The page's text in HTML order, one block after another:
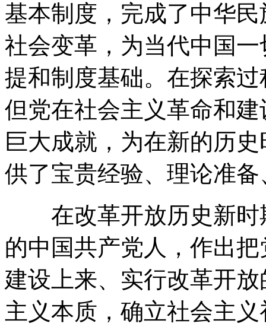
基本制度，完成了中华
社会变革，为当代中国
提和制度基础。在探索
但党在社会主义革命和
巨大成就，为在新的历
供了宝贵经验、理论准
在改革开放历史新时
的中国共产党人，作出
建设上来、实行改革开
主义本质，确立社会主